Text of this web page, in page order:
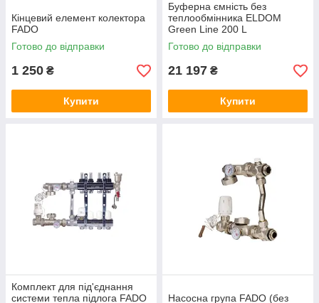
Кінцевий елемент колектора
FADO
Готово до відправки
1 250 ₴
Купити
Буферна ємність без
теплообмінника ELDOM
Green Line 200 L
Готово до відправки
21 197 ₴
Купити
Комплект для під'єднання
системи тепла підлога FADO
Насосна група FADO (без